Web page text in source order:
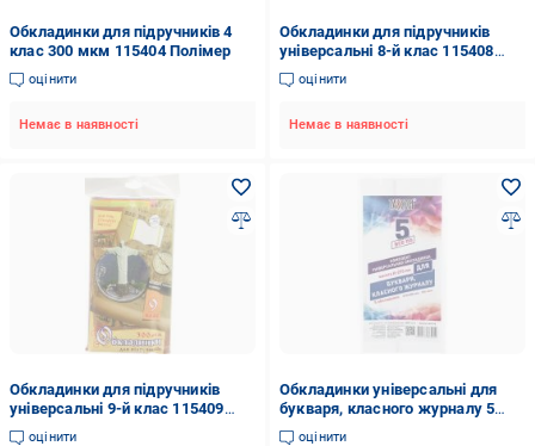
Обкладинки для підручників 4
клас 300 мкм 115404 Полімер
оцінити
Немає в наявності
Обкладинки для підручників
універсальні 8-й клас 115408
Полімер
оцінити
Немає в наявності
Обкладинки для підручників
універсальні 9-й клас 115409
Полімер
оцінити
Обкладинки універсальні для
букваря, класного журналу 5
шт. 2035-ТМ Tascom
оцінити